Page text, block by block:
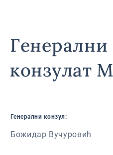
Генерални
конзулат
Генерални конзул:
Божидар Вучуровић